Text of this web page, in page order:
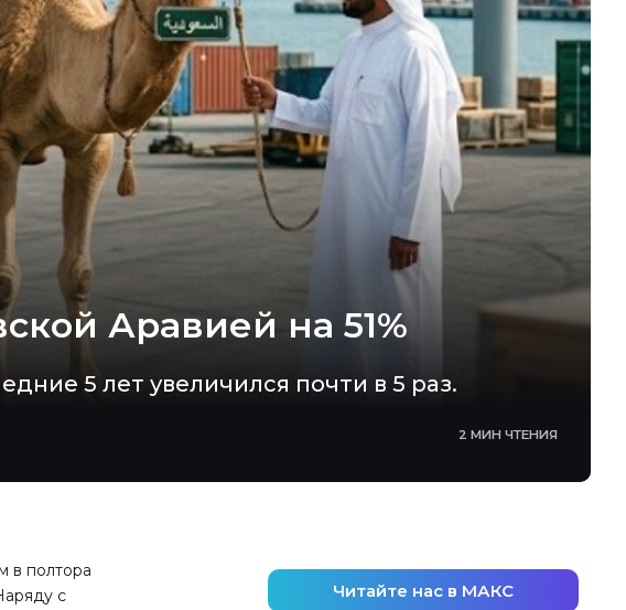
Аравией на 51%
5 лет увеличился почти в 5 раз.
2 МИН ЧТЕНИЯ
в полтора
с
Читайте нас в МАКС